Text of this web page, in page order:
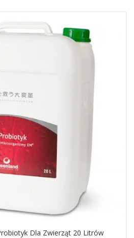
Dla Zwierząt 20 Litrów